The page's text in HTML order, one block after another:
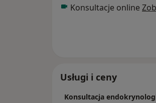
Konsultacje online
Usługi i ceny
Konsultacja